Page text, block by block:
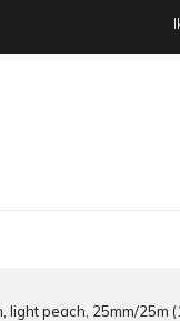
light peach, 25mm/25m